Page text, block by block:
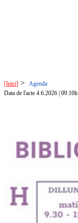
[Inici] > Agenda
Data de l'acte 4.6.2026 | 09.10h